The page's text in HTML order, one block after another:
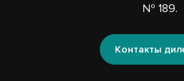
№ 189.
Контакты